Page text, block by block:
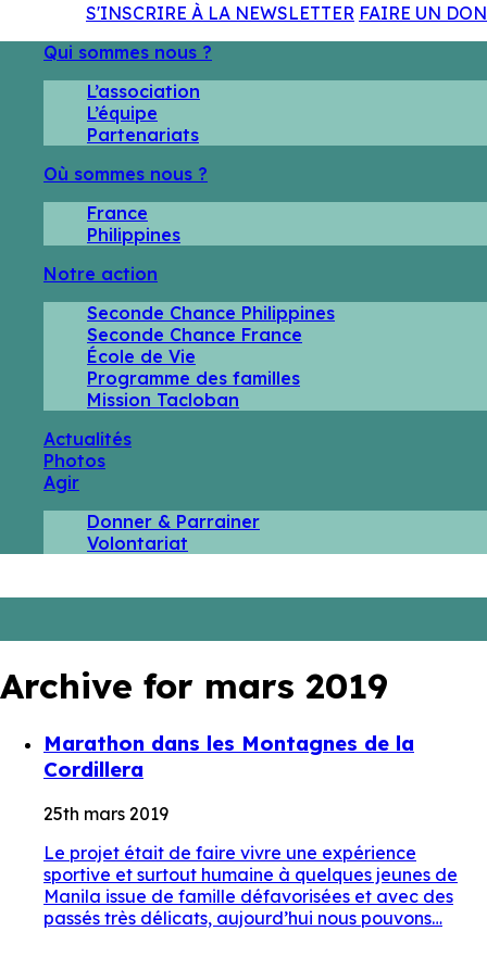
S'INSCRIRE À LA NEWSLETTER FAIRE UN DON
Qui sommes nous ?
L’association
L’équipe
Partenariats
Où sommes nous ?
France
Philippines
Notre action
Seconde Chance Philippines
Seconde Chance France
École de Vie
Programme des familles
Mission Tacloban
Actualités
Photos
Agir
Donner & Parrainer
Volontariat
Archive for mars 2019
Marathon dans les Montagnes de la
Cordillera
25th mars 2019
Le projet était de faire vivre une expérience
sportive et surtout humaine à quelques jeunes de
Manila issue de famille défavorisées et avec des
passés très délicats, aujourd’hui nous pouvons…